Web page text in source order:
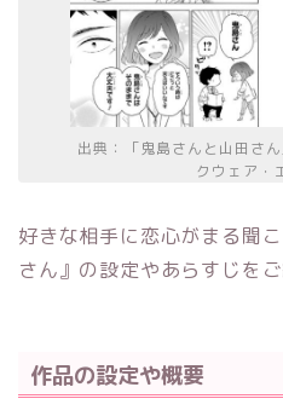
出典：「鬼島さんと山田さ
クウェア・
好きな相手に恋心がまる聞
さん』の設定やあらすじを
作品の設定や概要